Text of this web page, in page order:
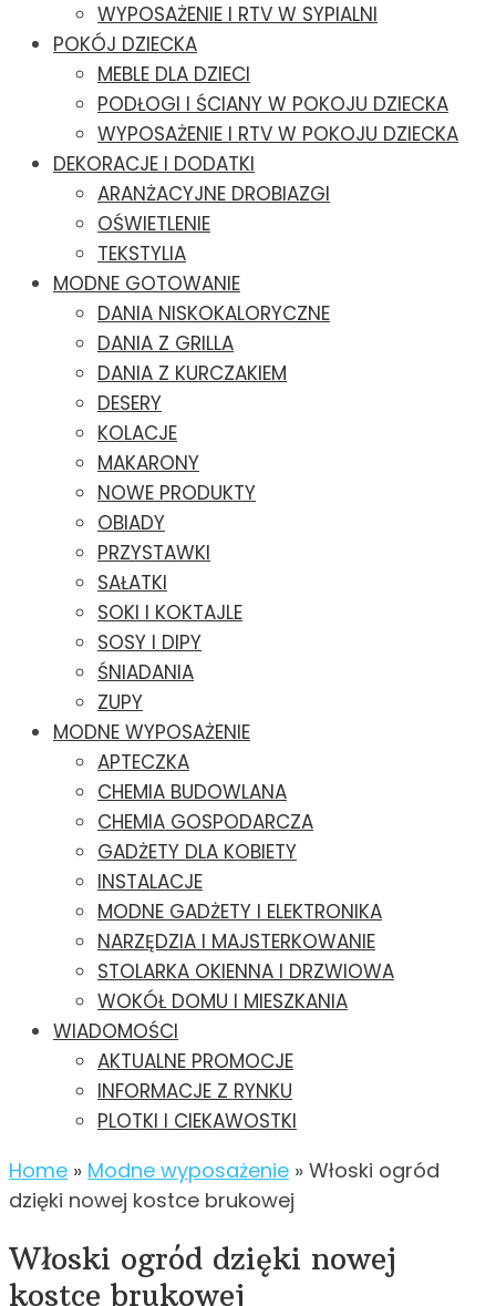
WYPOSAŻENIE I RTV W SYPIALNI
POKÓJ DZIECKA
MEBLE DLA DZIECI
PODŁOGI I ŚCIANY W POKOJU DZIECKA
WYPOSAŻENIE I RTV W POKOJU DZIECKA
DEKORACJE I DODATKI
ARANŻACYJNE DROBIAZGI
OŚWIETLENIE
TEKSTYLIA
MODNE GOTOWANIE
DANIA NISKOKALORYCZNE
DANIA Z GRILLA
DANIA Z KURCZAKIEM
DESERY
KOLACJE
MAKARONY
NOWE PRODUKTY
OBIADY
PRZYSTAWKI
SAŁATKI
SOKI I KOKTAJLE
SOSY I DIPY
ŚNIADANIA
ZUPY
MODNE WYPOSAŻENIE
APTECZKA
CHEMIA BUDOWLANA
CHEMIA GOSPODARCZA
GADŻETY DLA KOBIETY
INSTALACJE
MODNE GADŻETY I ELEKTRONIKA
NARZĘDZIA I MAJSTERKOWANIE
STOLARKA OKIENNA I DRZWIOWA
WOKÓŁ DOMU I MIESZKANIA
WIADOMOŚCI
AKTUALNE PROMOCJE
INFORMACJE Z RYNKU
PLOTKI I CIEKAWOSTKI
Home » Modne wyposażenie » Włoski ogród
dzięki nowej kostce brukowej
Włoski ogród dzięki nowej
kostce brukowej